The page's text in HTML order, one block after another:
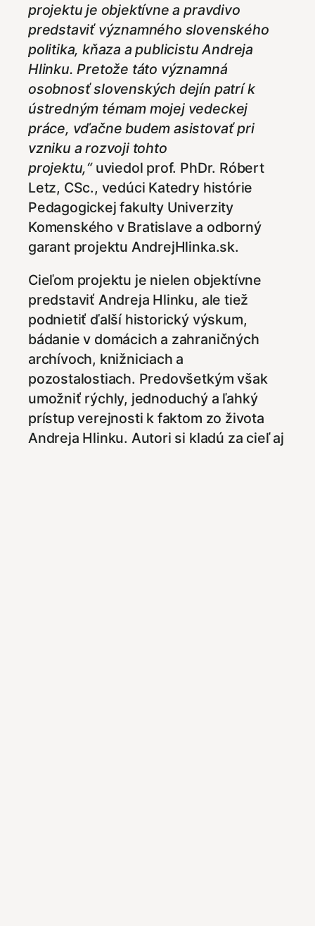
projektu je objektívne a pravdivo
predstaviť významného slovenského
politika, kňaza a publicistu Andreja
Hlinku. Pretože táto významná
osobnosť slovenských dejín patrí k
ústredným témam mojej vedeckej
práce, vďačne budem asistovať pri
vzniku a rozvoji tohto
projektu,“uviedol prof. PhDr. Róbert
Letz, CSc., vedúci Katedry histórie
Pedagogickej fakulty Univerzity
Komenského v Bratislave a odborný
garant projektu AndrejHlinka.sk.
Cieľom projektu je nielen objektívne
predstaviť Andreja Hlinku, ale tiež
podnietiť ďalší historický výskum,
bádanie v domácich a zahraničných
archívoch, knižniciach a
pozostalostiach. Predovšetkým však
umožniť rýchly, jednoduchý a ľahký
prístup verejnosti k faktom zo života
Andreja Hlinku. Autori si kladú za cieľ aj